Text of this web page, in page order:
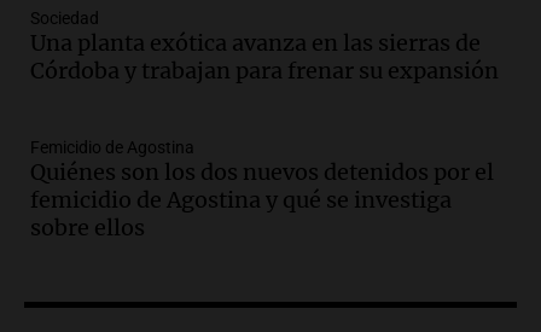
sindicato
Panorama Federal
Episodios
Audio.
La justicia reconoce el COVID
docente fallecido en 2021
Panorama Federal
Episodios
Audio.Trágico siniestro vial en Salta:
Sociedad
Una planta exótica avanza en las sierras de
Córdoba y trabajan para frenar su expansión
Femicidio de Agostina
Quiénes son los dos nuevos detenidos por el
femicidio de Agostina y qué se investiga
sobre ellos